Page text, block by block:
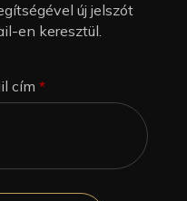
új jelszót
en keresztül.
cím *